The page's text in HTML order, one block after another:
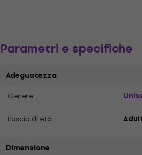
Parametri e specifiche
Adeguatezza
Genere
Fascia di età
Dimensione